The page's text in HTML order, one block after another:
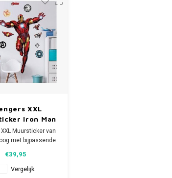
XXL
Iron Man
Muursticker van
met bijpassende
muurstickers.
€39,95
Vergelijk